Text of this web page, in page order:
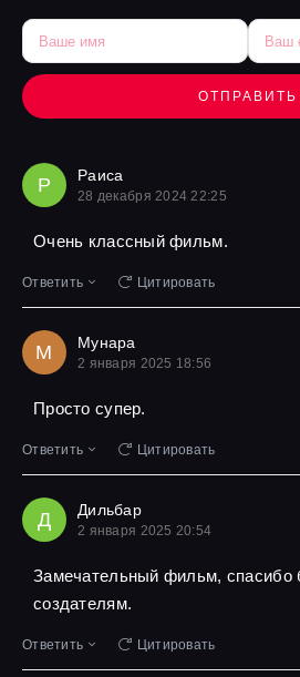
ОТПРАВИТЬ
Р Раиса
28 декабря 2024 22:25
Очень классный фильм.
Ответить Цитировать
М Мунара
2 января 2025 18:56
Просто супер.
Ответить Цитировать
Д Дильбар
2 января 2025 20:54
Замечательный фильм, спасибо
создателям.
Ответить Цитировать